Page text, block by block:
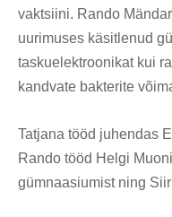
vaktsiini. Rando
uurimuses käsitlenud
taskuelektroonikat kui
kandvate bakterite
Tatjana tööd juhendas
Rando tööd Helgi
gümnaasiumist ning